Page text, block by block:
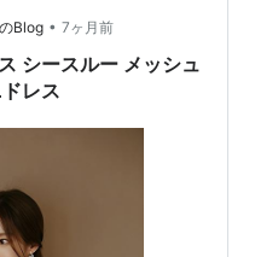
Blog • 7ヶ月前
シースルー メッシュ
レス